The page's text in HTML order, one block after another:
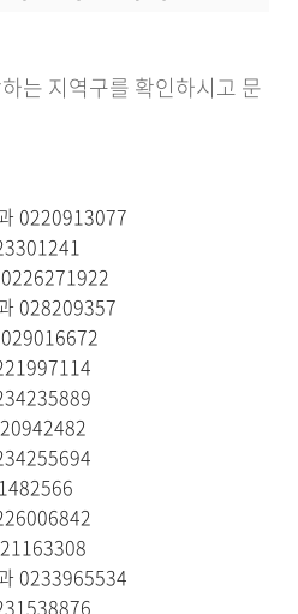
는 지역구를 확인하시고 문
0220913077
028209357
0233965534